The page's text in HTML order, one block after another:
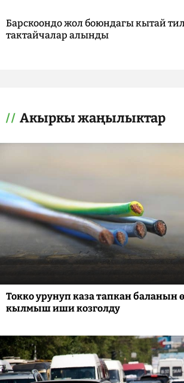
Барскоондо жол боюндагы кытай
тактайчалар алынды
Акыркы жаңылыктар
Токко урунуп каза тапкан баланын
кылмыш иши козголду